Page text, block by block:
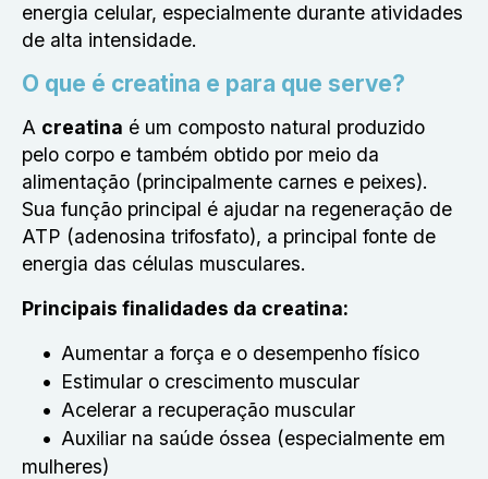
energia celular, especialmente durante atividades
de alta intensidade.
O que é creatina e para que serve?
A creatina é um composto natural produzido
pelo corpo e também obtido por meio da
alimentação (principalmente carnes e peixes).
Sua função principal é ajudar na regeneração de
ATP (adenosina trifosfato), a principal fonte de
energia das células musculares.
Principais finalidades da creatina:
Aumentar a força e o desempenho físico
Estimular o crescimento muscular
Acelerar a recuperação muscular
Auxiliar na saúde óssea (especialmente em
mulheres)